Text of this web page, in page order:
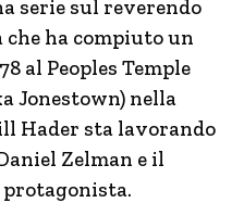
serie sul reverendo
che ha compiuto un
al Peoples Temple
Jonestown) nella
Hader sta lavorando
Zelman e il
protagonista.